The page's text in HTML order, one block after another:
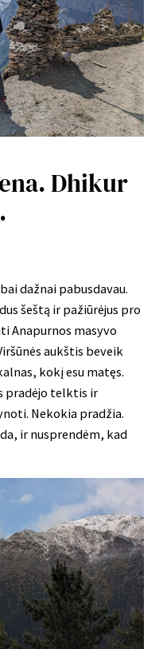
Dhikur
dažnai pabusdavau.
šeštą ir pažiūrėjus pro
Anapurnos masyvo
aukštis beveik
kokį esu matęs.
pradėjo telktis ir
Nekokia pradžia.
ir nusprendėm, kad